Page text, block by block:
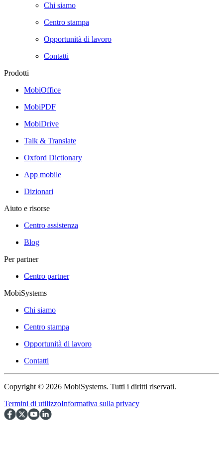
Chi siamo
Centro stampa
Opportunità di lavoro
Contatti
Prodotti
MobiOffice
MobiPDF
MobiDrive
Talk & Translate
Oxford Dictionary
App mobile
Dizionari
Aiuto e risorse
Centro assistenza
Blog
Per partner
Centro partner
MobiSystems
Chi siamo
Centro stampa
Opportunità di lavoro
Contatti
Copyright © 2026 MobiSystems. Tutti i diritti riservati.
Termini di utilizzoInformativa sulla privacy